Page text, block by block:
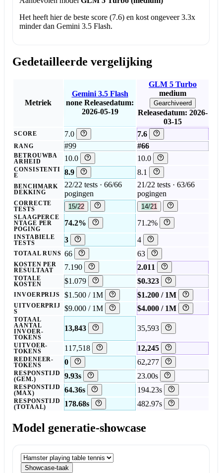
Het heeft hier de beste score (7.6) en kost ongeveer 3.3x
minder dan Gemini 3.5 Flash.
Gedetailleerde vergelijking
Metriek
Gemini 3.5 Flash
none Releasedatum:
2026-05-19
GLM 5 Turbo
medium
Gearchiveerd
Releasedatum: 2026-
03-15
SCORE 7.0 7.6
RANG #99 #66
BETROUWBA
ARHEID
10.0 10.0
CONSISTENTI
E
8.9 8.1
BENCHMARK
DEKKING
22/22 tests · 66/66
pogingen
21/22 tests · 63/66
pogingen
CORRECTE
TESTS
15/22 14/21
SLAAGPERCE
NTAGE PER
POGING
74.2% 71.2%
INSTABIELE
TESTS
3 4
TOTAAL RUNS 66 63
KOSTEN PER
RESULTAAT
7.190 2.011
TOTALE
KOSTEN
$1.079 $0.323
INVOERPRIJS $1.500 / 1M $1.200 / 1M
UITVOERPRIJ
S
$9.000 / 1M $4.000 / 1M
TOTAAL
AANTAL
INVOER-
TOKENS
13,843 35,593
UITVOER-
TOKENS
117,518 12,245
REDENEER-
TOKENS
0 62,277
RESPONSTIJD
(GEM.)
9.93s 23.00s
RESPONSTIJD
(MAX)
64.36s 194.23s
RESPONSTIJD
(TOTAAL)
178.68s 482.97s
Model generatie-showcase
Showcase-taak